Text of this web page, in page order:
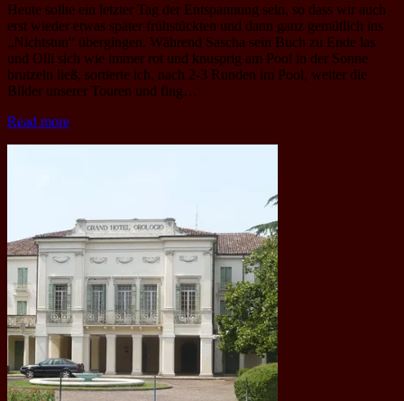
Heute sollte ein letzter Tag der Entspannung sein, so dass wir auch
erst wieder etwas später frühstückten und dann ganz gemütlich ins
„Nichtstun“ übergingen. Während Sascha sein Buch zu Ende las
und Olli sich wie immer rot und knusprig am Pool in der Sonne
brutzeln ließ, sortierte ich, nach 2-3 Runden im Pool, weiter die
Bilder unserer Touren und fing…
Read more